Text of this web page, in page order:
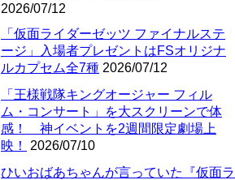
2026/07/12
「仮面ライダーゼッツ ファイナルステ
ージ」入場者プレゼントはFSオリジナ
ルカプセム全7種 2026/07/12
「王様戦隊キングオージャー フィル
ム・コンサート」を大スクリーンで体
感！ 神イベントを2週間限定劇場上
映！
2026/07/10
ひいおばあちゃんが言っていた『仮面ラ